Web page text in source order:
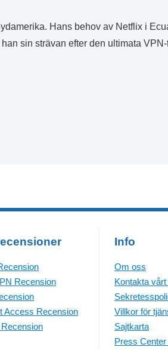
Hans behov av Netflix i
sin strävan efter den ultimata
Recension
Access Recension
Info
Om oss
Kontakta vårt
Villkor för
Sajtkarta
Press